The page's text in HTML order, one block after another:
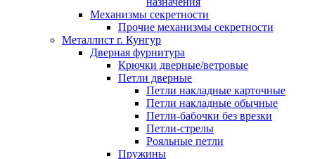
Механизмы секретности
Прочие механизмы секретности
Металлист г. Кунгур
Дверная фурнитура
Крючки дверные/ветровые
Петли дверные
Петли накладные карточные
Петли накладные обычные
Петли-бабочки без врезки
Петли-стрелы
Рояльные петли
Пружины